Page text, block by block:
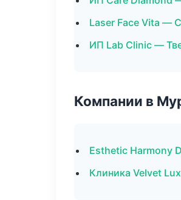
Laser Face Vita —
ИП Lab Clinic —
Компании в
Esthetic Harmony
Клиника Velvet